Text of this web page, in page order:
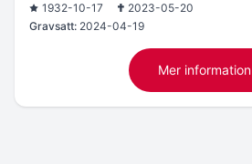
1932-10-17
2023-05-20
Gravsatt: 2024-04-19
Mer information